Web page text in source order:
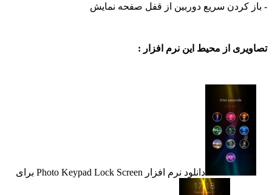
سریع دوربین از قفل صفحه نمایش
از محیط این نرم افزار :
دانلود نرم افزار Photo Keypad Lock Screen برای